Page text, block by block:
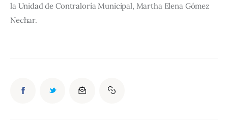
la Unidad de Contraloría Municipal, Martha Elena Gómez
Nechar.